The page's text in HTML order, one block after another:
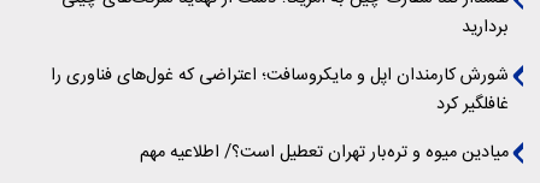
بردارید
شورش کارمندان اپل و مایکروسافت؛ اعتراضی که غول‌های فناوری را
غافلگیر کرد
میادین میوه و تره‌بار تهران تعطیل است؟/ اطلاعیه مهم